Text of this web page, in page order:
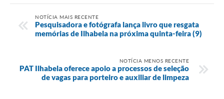
NOTÍCIA MAIS RECENTE
Pesquisadora e fotógrafa lança livro que resgata
memórias de Ilhabela na próxima quinta-feira (9)
NOTÍCIA MENOS RECENTE
PAT Ilhabela oferece apoio a processos de seleção
de vagas para porteiro e auxiliar de limpeza